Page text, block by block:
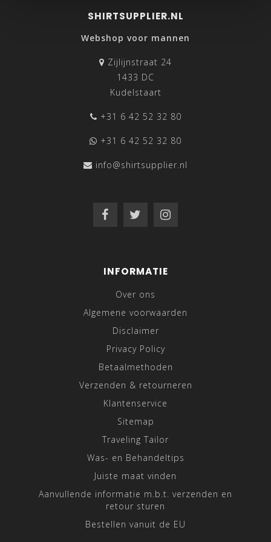
SHIRTSUPPLIER.NL
Webshop voor mannen
Zijlijnstraat 24
1433 DC
Kudelstaart
+31 6 42 52 32 80
+31 6 42 52 32 80
info@shirtsupplier.nl
INFORMATIE
Over ons
Algemene voorwaarden
Disclaimer
Privacy Policy
Betaalmethoden
Verzenden & retourneren
Klantenservice
Sitemap
Traveling Tailor
Was- en Behandeltips
Juiste maat vinden
Aanvullende informatie m.b.t. verzenden en
retour sturen
Bestellen vanuit de EU